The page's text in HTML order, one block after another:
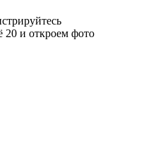
20 и откроем фото